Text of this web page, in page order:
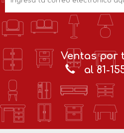
Ventas por
al 81-